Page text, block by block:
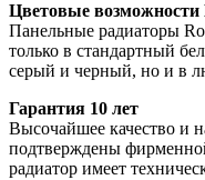
Цветовые
Панельные радиаторы
только в стандартный
серый и черный, но и в
Гарантия 10 лет
Высочайшее качество и
подтверждены
радиатор имеет